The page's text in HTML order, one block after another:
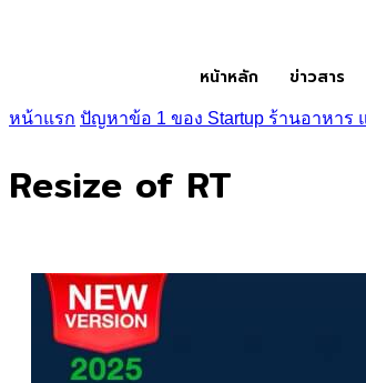
หน้าหลัก ข่าวสาร
หน้าแรก ปัญหาข้อ 1 ของ Startup ร้านอาหาร
Resize of RT